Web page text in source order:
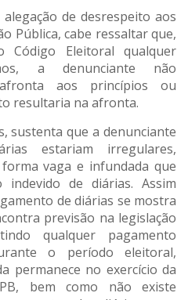
de desrespeito aos
Pública, cabe ressaltar que,
Eleitoral qualquer
a denunciante não
aos princípios ou
resultaria na afronta.
sustenta que a denunciante
estariam irregulares,
vaga e infundada que
de diárias. Assim
de diárias se mostra
previsão na legislação
qualquer pagamento
o período eleitoral,
permanece no exercício da
PB, bem como não existe